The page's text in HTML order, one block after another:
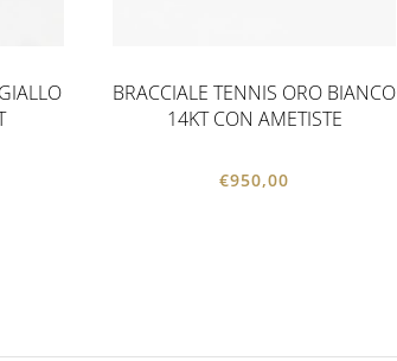
BRACCIALE TENNIS ORO BIANCO
14KT CON AMETISTE
€950,00